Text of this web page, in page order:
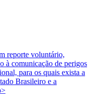
reporte voluntário,
à comunicação de perigos
para os quais exista a
Brasileiro e a